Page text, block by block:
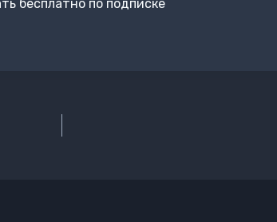
бесплатно по подписке